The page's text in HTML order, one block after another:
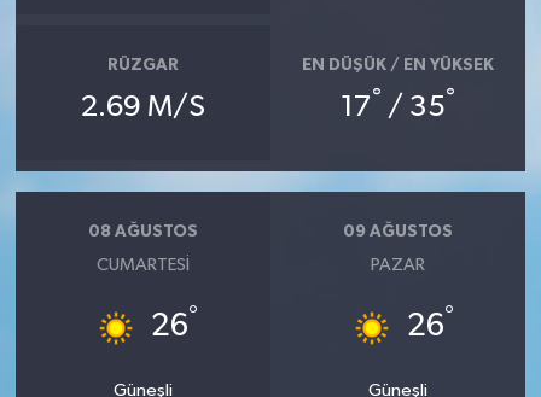
RÜZGAR
2.69 M/S
EN DÜŞÜK / EN YÜKSEK
17° / 35°
08 AĞUSTOS
CUMARTESI
26°
Güneşli
09 AĞUSTOS
PAZAR
26°
Güneşli